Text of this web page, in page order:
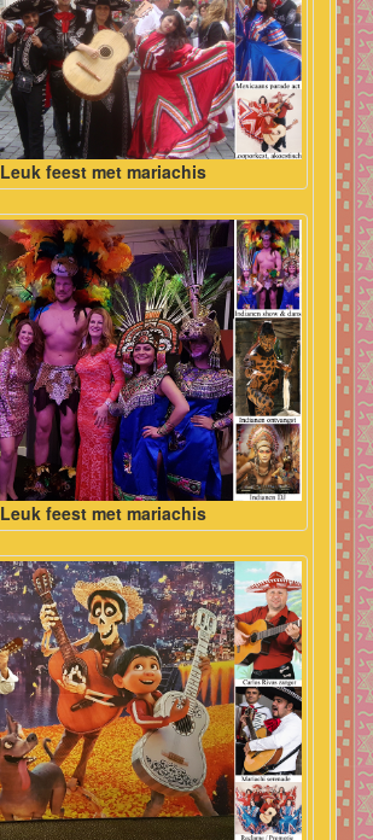
Leuk feest met mariachis
Leuk feest met mariachis